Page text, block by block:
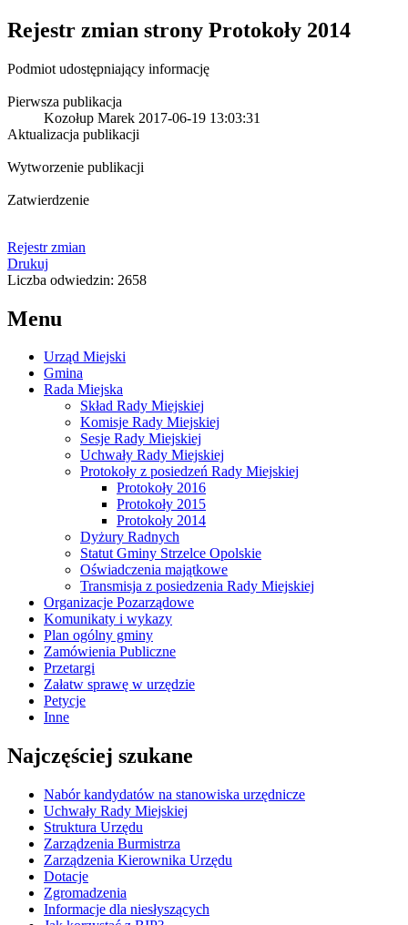
Rejestr zmian strony Protokoły 2014
Podmiot udostępniający informację
Pierwsza publikacja
Kozołup Marek 2017-06-19 13:03:31
Aktualizacja publikacji
Wytworzenie publikacji
Zatwierdzenie
Rejestr zmian
Drukuj
Liczba odwiedzin: 2658
Menu
Urząd Miejski
Gmina
Rada Miejska
Skład Rady Miejskiej
Komisje Rady Miejskiej
Sesje Rady Miejskiej
Uchwały Rady Miejskiej
Protokoły z posiedzeń Rady Miejskiej
Protokoły 2016
Protokoły 2015
Protokoły 2014
Dyżury Radnych
Statut Gminy Strzelce Opolskie
Oświadczenia majątkowe
Transmisja z posiedzenia Rady Miejskiej
Organizacje Pozarządowe
Komunikaty i wykazy
Plan ogólny gminy
Zamówienia Publiczne
Przetargi
Załatw sprawę w urzędzie
Petycje
Inne
Najczęściej szukane
Nabór kandydatów na stanowiska urzędnicze
Uchwały Rady Miejskiej
Struktura Urzędu
Zarządzenia Burmistrza
Zarządzenia Kierownika Urzędu
Dotacje
Zgromadzenia
Informacje dla niesłyszących